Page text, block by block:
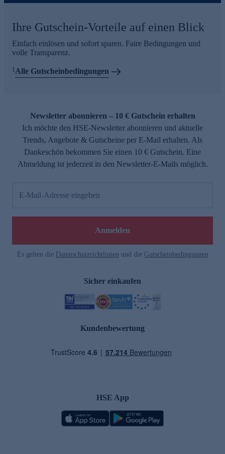
Ihre Gutschein-Vorteile auf einen Blick
Einfach einlösen und sofort sparen. Faire Bedingungen und
volle Transparenz.
1 Alle Gutscheinbedingungen
Newsletter abonnieren – 10 € Gutschein erhalten
Ich möchte den HSE-Newsletter abonnieren und aktuelle
Trends, Angebote & Gutscheine per E-Mail erhalten. Als
Dankeschön bekommen Sie einen 10 € Gutschein. Eine
Abmeldung ist jederzeit in den Newsletter-E-Mails möglich.
E-Mail-Adresse eingeben
Anmelden
Es gelten die Datenschutzrichtlinien und die Gutscheinbedingungen
Sicher einkaufen
Kundenbewertung
HSE App